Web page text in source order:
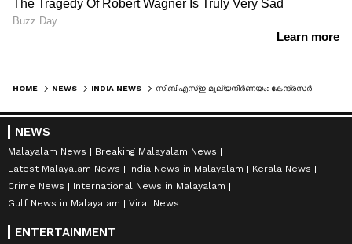
HOME NEWS INDIA NEWS
NEWS
Malayalam News
Breaking Malayalam News
Latest Malayalam News
India News in Malayalam
Kerala News
Crime News
International News in Malayalam
Gulf News in Malayalam
Viral News
ENTERTAINMENT